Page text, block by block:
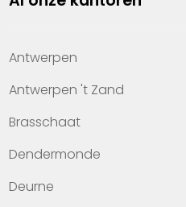
Kennis van wonen
Kantoren
Veelgestelde vragen
Werken bij Heylen Vastgoed
Contact
Antwerpen
Antwerpen 't Zand
Brasschaat
Dendermonde
Deurne